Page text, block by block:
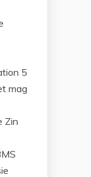
5
mag
Zin